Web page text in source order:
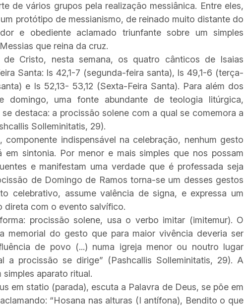
de vários grupos pela realização messiânica. Entre eles,
protótipo de messianismo, de reinado muito distante do
e obediente aclamado triunfante sobre um simples
que reina da cruz.
Cristo, nesta semana, os quatro cânticos de Isaias
Santa: Is 42,1-7 (segunda-feira santa), Is 49,1-6 (terça-
e Is 52,13- 53,12 (Sexta-Feira Santa). Para além dos
domingo, uma fonte abundante de teologia litúrgica,
destaca: a procissão solene com a qual se comemora a
Solleminitatis, 29).
indispensável na celebração, nenhum gesto
sintonia. Por menor e mais simples que nos possam
e manifestam uma verdade que é professada seja
de Domingo de Ramos torna-se um desses gestos
celebrativo, assume valência de signa, e expressa um
direta com o evento salvífico.
procissão solene, usa o verbo imitar (imitemur). O
memorial do gesto que para maior vivência deveria ser
de povo (...) numa igreja menor ou noutro lugar
a procissão se dirige” (Pashcallis Solleminitatis, 29). A
aparato ritual.
em statio (parada), escuta a Palavra de Deus, se põe em
“Hosana nas alturas (I antífona), Bendito o que